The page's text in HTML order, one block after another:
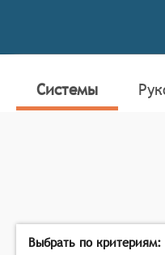
Отслеживание и
Автоматизация
В целом, программные
Системы
Выбрать по критериям: